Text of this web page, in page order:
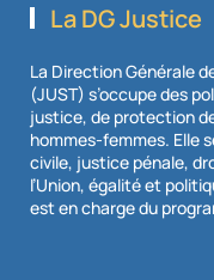
La DG Justice
La Direction Générale
(JUST) s’occupe des
justice, de protection
hommes-femmes. Elle
civile, justice pénale,
l’Union, égalité et
est en charge du